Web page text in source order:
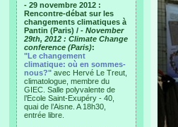
- 29 novembre 2012 :
Rencontre-débat sur les
changements climatiques à
Pantin (Paris) / - November
29th, 2012 : Climate Change
conference (Paris):
"Le changement
climatique: où en sommes-
nous?" avec Hervé Le Treut,
climatologue, membre du
GIEC. Salle polyvalente de
l’Ecole Saint-Exupéry - 40,
quai de l’Aisne. A 18h30,
entrée libre.